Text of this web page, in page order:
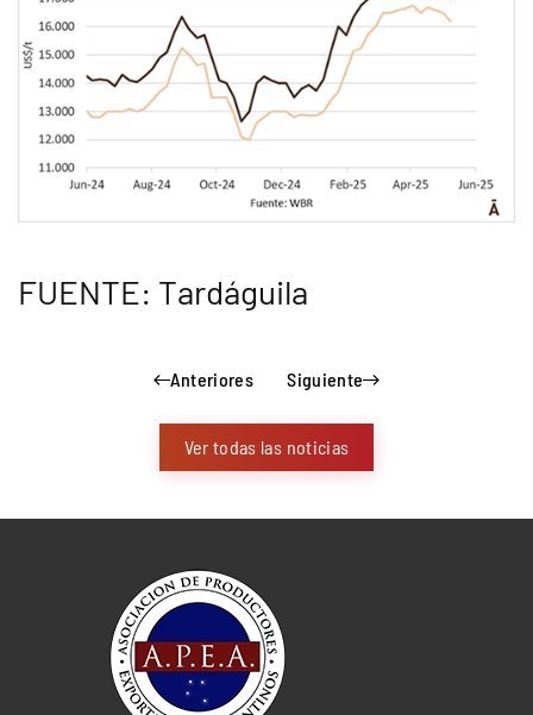
FUENTE: Tardáguila
Anteriores Siguiente
Ver todas las noticias